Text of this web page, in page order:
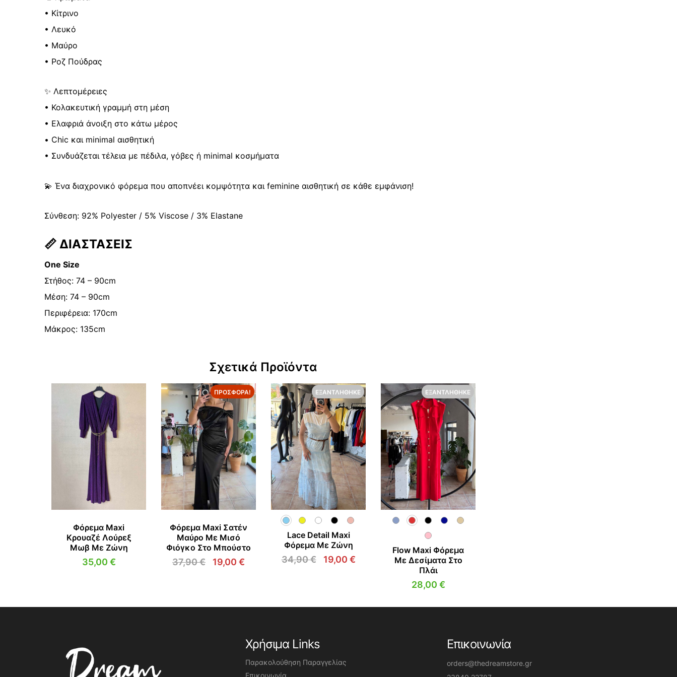
• Κίτρινο
• Λευκό
• Μαύρο
• Ροζ Πούδρας
✨ Λεπτομέρειες
• Κολακευτική γραμμή στη μέση
• Ελαφριά άνοιξη στο κάτω μέρος
• Chic και minimal αισθητική
• Συνδυάζεται τέλεια με πέδιλα, γόβες ή minimal κοσμήματα
💫 Ένα διαχρονικό φόρεμα που αποπνέει κομψότητα και feminine αισθητική σε κάθε εμφάνιση!
Σύνθεση: 92% Polyester / 5% Viscose / 3% Elastane
📏 ΔΙΑΣΤΑΣΕΙΣ
One Size
Στήθος: 74 – 90cm
Μέση: 74 – 90cm
Περιφέρεια: 170cm
Μάκρος: 135cm
Σχετικά Προϊόντα
Φόρεμα Maxi
Κρουαζέ Λούρεξ
Μωβ Με Ζώνη
35,00 €
ΠΡΟΣΦΟΡΆ!
Φόρεμα Maxi Σατέν
Μαύρο Με Μισό
Φιόγκο Στο Μπούστο
37,90€
19,00 €
19,00 €.
ΕΞΑΝΤΛΉΘΗΚΕ
Lace Detail Maxi
Φόρεμα Με Ζώνη
34,90€
19,00 €
19,00 €.
ΕΞΑΝΤΛΉΘΗΚΕ
Flow Maxi Φόρεμα
Με Δεσίματα Στο
Πλάι
28,00 €
Χρήσιμα Links
Παρακολούθηση Παραγγελίας
Επικοινωνία
Επικοινωνία
orders@thedreamstore.gr